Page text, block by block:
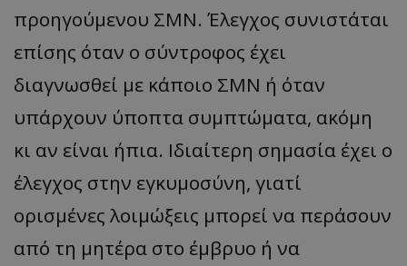
προηγούμενου ΣΜΝ. Έλεγχος συνιστάται
επίσης όταν ο σύντροφος έχει
διαγνωσθεί με κάποιο ΣΜΝ ή όταν
υπάρχουν ύποπτα συμπτώματα, ακόμη
κι αν είναι ήπια. Ιδιαίτερη σημασία έχει ο
έλεγχος στην εγκυμοσύνη, γιατί
ορισμένες λοιμώξεις μπορεί να περάσουν
από τη μητέρα στο έμβρυο ή να